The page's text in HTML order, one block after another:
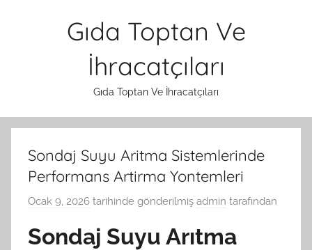
Gıda Toptan Ve
İhracatçıları
Gıda Toptan Ve İhracatçıları
Sondaj Suyu Aritma Sistemlerinde
Performans Artirma Yontemleri
Ocak 9, 2026 tarihinde gönderilmiş admin tarafından
Sondaj Suyu Arıtma